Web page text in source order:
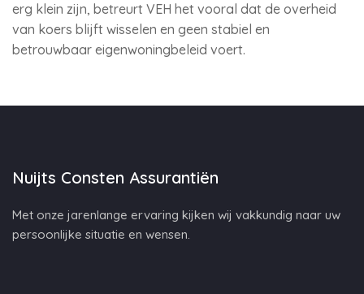
erg klein zijn, betreurt VEH het vooral dat de overheid
van koers blijft wisselen en geen stabiel en
betrouwbaar eigenwoningbeleid voert.
Nuijts Consten Assurantiën
Met onze jarenlange ervaring kijken wij vakkundig naar uw
persoonlijke situatie en wensen.